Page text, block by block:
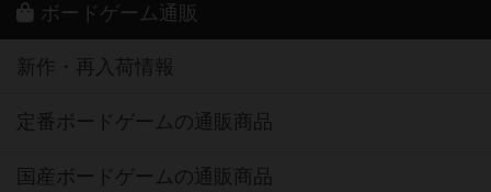
ボードゲーム通販
新作・再入荷情報
定番ボードゲームの通販商品
国産ボードゲームの通販商品